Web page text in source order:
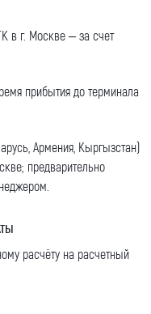
в г. Москве – за счет
прибытия до терминала
Армения, Кыргызстан)
предварительно
расчёту на расчетный